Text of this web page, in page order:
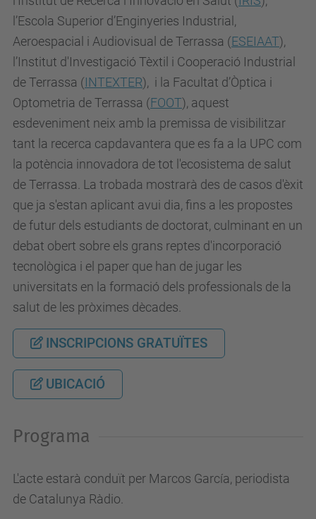
l’Escola Superior d’Enginyeries Industrial,
Aeroespacial i Audiovisual de Terrassa (ESEIAAT),
l’Institut d'Investigació Tèxtil i Cooperació Industrial
de Terrassa (INTEXTER), i la Facultat d’Òptica i
Optometria de Terrassa (FOOT), aquest
esdeveniment neix amb la premissa de visibilitzar
tant la recerca capdavantera que es fa a la UPC com
la potència innovadora de tot l'ecosistema de salut
de Terrassa. La trobada mostrarà des de casos d'èxit
que ja s'estan aplicant avui dia, fins a les propostes
de futur dels estudiants de doctorat, culminant en un
debat obert sobre els grans reptes d'incorporació
tecnològica i el paper que han de jugar les
universitats en la formació dels professionals de la
salut de les pròximes dècades.
INSCRIPCIONS GRATUÏTES
UBICACIÓ
Programa
L'acte estarà conduït per Marcos García, periodista
de Catalunya Ràdio.